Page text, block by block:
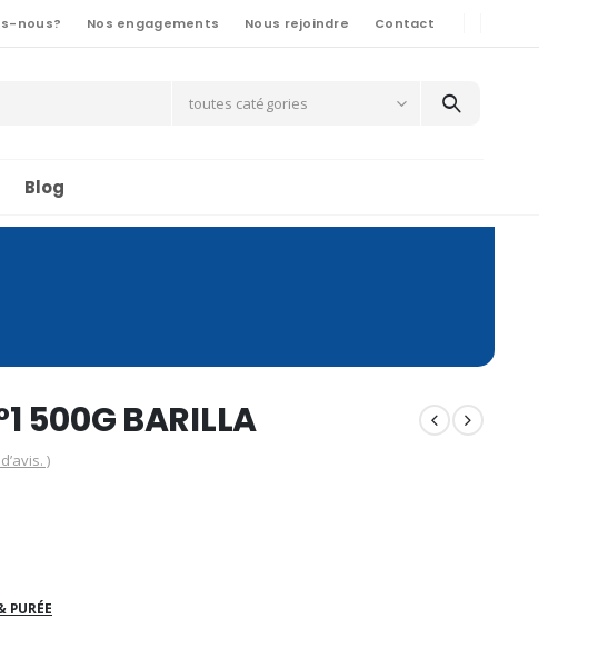
nous? Nos engagements Nous rejoindre Contact
toutes catégories
Blog
500G BARILLA
)
PURÉE